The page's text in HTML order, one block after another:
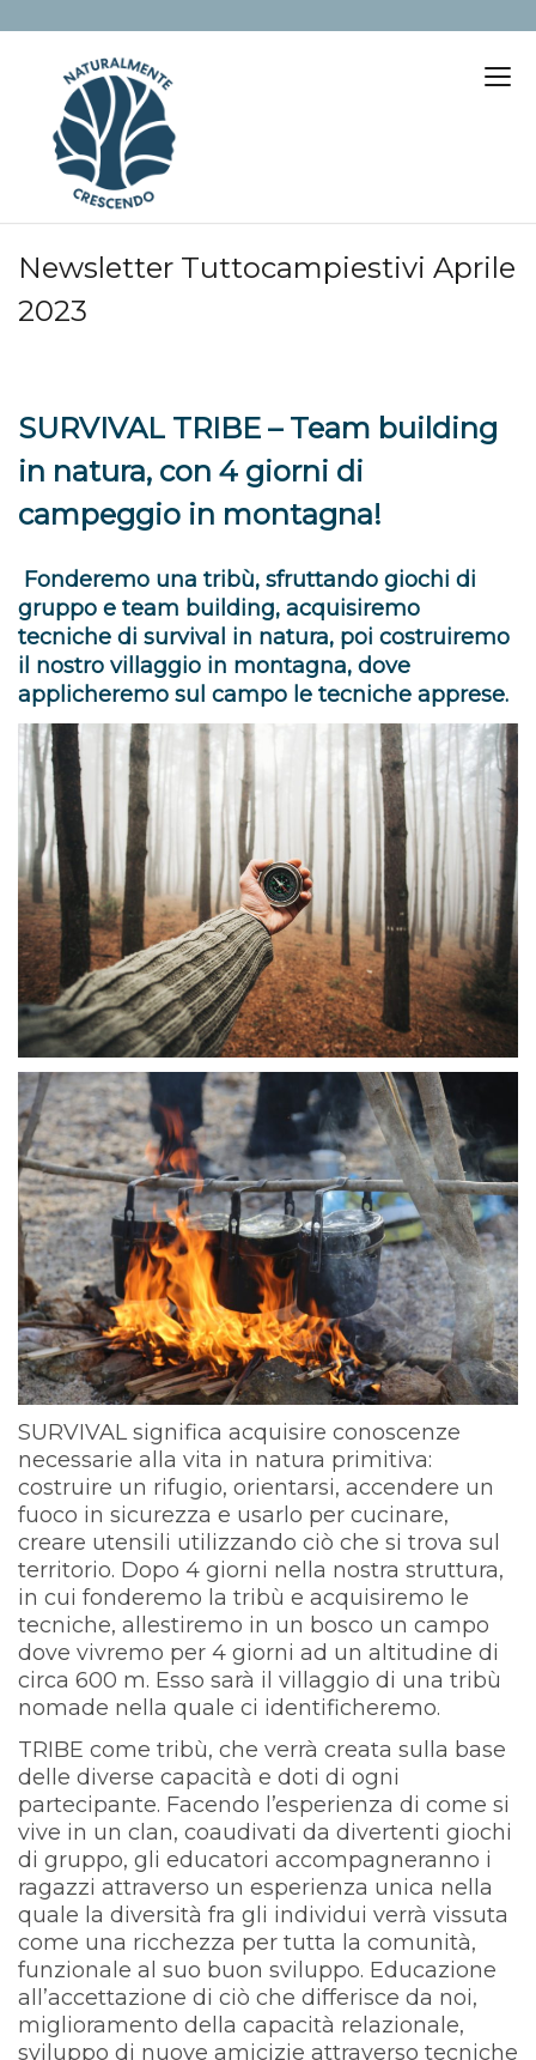
Newsletter Tuttocampiestivi Aprile
2023
SURVIVAL TRIBE – Team building
in natura, con 4 giorni di
campeggio in montagna!
Fonderemo una tribù, sfruttando giochi di
gruppo e team building, acquisiremo
tecniche di survival in natura, poi costruiremo
il nostro villaggio in montagna, dove
applicheremo sul campo le tecniche apprese.
SURVIVAL significa acquisire conoscenze
necessarie alla vita in natura primitiva:
costruire un rifugio, orientarsi, accendere un
fuoco in sicurezza e usarlo per cucinare,
creare utensili utilizzando ciò che si trova sul
territorio. Dopo 4 giorni nella nostra struttura,
in cui fonderemo la tribù e acquisiremo le
tecniche, allestiremo in un bosco un campo
dove vivremo per 4 giorni ad un altitudine di
circa 600 m. Esso sarà il villaggio di una tribù
nomade nella quale ci identificheremo.
TRIBE come tribù, che verrà creata sulla base
delle diverse capacità e doti di ogni
partecipante. Facendo l’esperienza di come si
vive in un clan, coaudivati da divertenti giochi
di gruppo, gli educatori accompagneranno i
ragazzi attraverso un esperienza unica nella
quale la diversità fra gli individui verrà vissuta
come una ricchezza per tutta la comunità,
funzionale al suo buon sviluppo. Educazione
all’accettazione di ciò che differisce da noi,
miglioramento della capacità relazionale,
sviluppo di nuove amicizie attraverso tecniche